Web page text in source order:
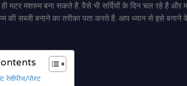
मटर मशरुम बना सकते है. वैसे भी सर्दियों के दिन चल रहे है और
की सब्जी बनाने का तरीका पता करते है. आप ध्यान से इसे
रेसीपीज/पोस्ट